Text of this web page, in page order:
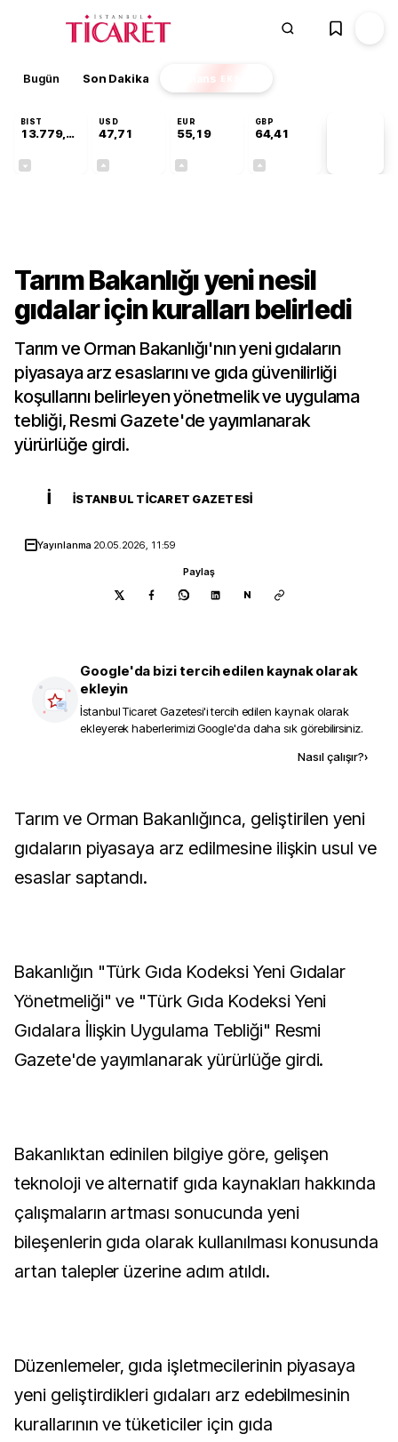
Bugün Son Dakika Finans EKSTRA
BIST
13.779,39
USD
47,71
EUR
55,19
GBP
64,41
Tarım Bakanlığı yeni nesil
gıdalar için kuralları belirledi
Tarım ve Orman Bakanlığı'nın yeni gıdaların
piyasaya arz esaslarını ve gıda güvenilirliği
koşullarını belirleyen yönetmelik ve uygulama
tebliği, Resmi Gazete'de yayımlanarak
yürürlüğe girdi.
İ İSTANBUL TICARET GAZETESI
Yayınlanma 20.05.2026, 11:59
Paylaş
N
Google'da bizi tercih edilen kaynak olarak
ekleyin
İstanbul Ticaret Gazetesi'i tercih edilen kaynak olarak
ekleyerek haberlerimizi Google'da daha sık görebilirsiniz.
Nasıl çalışır?›
Tarım ve Orman Bakanlığınca, geliştirilen yeni
gıdaların piyasaya arz edilmesine ilişkin usul ve
esaslar saptandı.
Bakanlığın "Türk Gıda Kodeksi Yeni Gıdalar
Yönetmeliği" ve "Türk Gıda Kodeksi Yeni
Gıdalara İlişkin Uygulama Tebliği" Resmi
Gazete'de yayımlanarak yürürlüğe girdi.
Bakanlıktan edinilen bilgiye göre, gelişen
teknoloji ve alternatif gıda kaynakları hakkında
çalışmaların artması sonucunda yeni
bileşenlerin gıda olarak kullanılması konusunda
artan talepler üzerine adım atıldı.
Düzenlemeler, gıda işletmecilerinin piyasaya
yeni geliştirdikleri gıdaları arz edebilmesinin
kurallarının ve tüketiciler için gıda